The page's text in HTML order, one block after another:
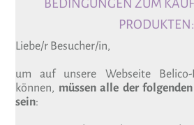
BEDINGUNGEN ZUM
PRODUKTEN:
Liebe/r Besucher/in,
um auf unsere Webseite
können, müssen alle der
sein: